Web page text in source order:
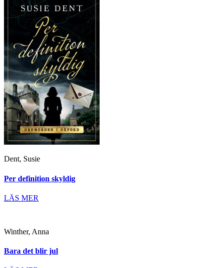
Dent, Susie
Per definition skyldig
LÄS MER
Winther, Anna
Bara det blir jul